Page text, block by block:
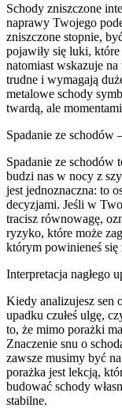
Schody zniszczone
naprawy Twojego
zniszczone stopnie,
pojawiły się luki, które
natomiast wskazuje
trudne i wymagają
metalowe schody
twardą, ale
Spadanie ze schodów
Spadanie ze schodów
budzi nas w nocy z
jest jednoznaczna: to
decyzjami. Jeśli w
tracisz równowagę,
ryzyko, które może
którym powinieneś
Interpretacja nagłego
Kiedy analizujesz sen
upadku czułeś ulgę,
to, że mimo porażki
Znaczenie snu o
zawsze musimy być
porażka jest lekcją,
budować schody
stabilne.